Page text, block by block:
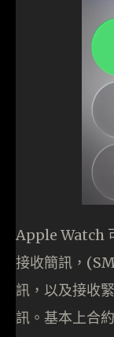
Apple Watch
接收簡訊，
訊，以及接收
訊。基本上合